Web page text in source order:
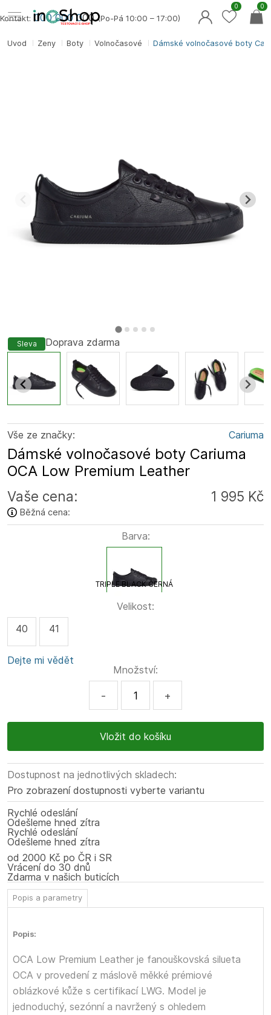
Úvod Ženy Boty Volnočasové Dámské volnočasové boty
Sleva
Vše ze značky: Cariuma
Dámské volnočasové boty Cariuma
OCA Low Premium Leather
Vaše cena: 1 995 Kč
Běžná cena:
Barva:
TRIPLE BLACK ČERNÁ
Velikost:
40
41
Dejte mi vědět
Množství:
- +
Dostupnost na jednotlivých skladech:
Pro zobrazení dostupnosti vyberte variantu
Rychlé odeslání
Odešleme hned zítra
Rychlé odeslání
Odešleme hned zítra
Doprava zdarma
od 2000 Kč po ČR i SR
Vrácení do 30 dnů
Zdarma v našich buticích
Popis a parametry
Popis:
OCA Low Premium Leather je fanouškovská silueta
OCA v provedení z máslově měkké prémiové
oblázkové kůže s certifikací LWG. Model je
jednoduchý, sezónní a navržený s ohledem
Kontakt: 000 000 000(Po-Pá 10:00 – 17:00)
0
0